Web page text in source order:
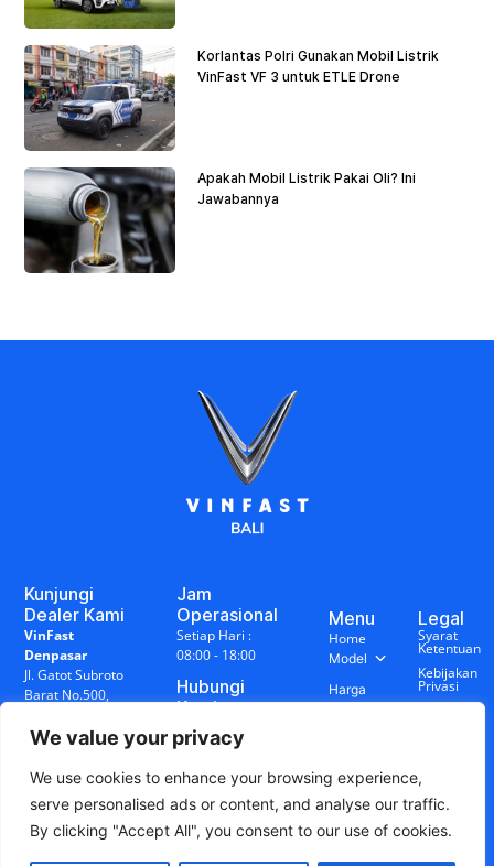
We value your privacy
We use cookies to enhance your browsing experience,
serve personalised ads or content, and analyse our traffic.
By clicking "Accept All", you consent to our use of cookies.
Korlantas Polri Gunakan Mobil Listrik
VinFast VF 3 untuk ETLE Drone
Apakah Mobil Listrik Pakai Oli? Ini
Jawabannya
Kunjungi
Dealer Kami
VinFast
Denpasar
Jl. Gatot Subroto
Barat No.500,
Bali
Singaraja
Jl. WR
Supratman
No.17R,
Jam
Operasional
Setiap Hari :
08:00 - 18:00
Hubungi
Kami
+62 878-0014-
7888
Menu
Home
Model
Harga
Blog
&
Berita
Legal
Syarat
Ketentuan
Kebijakan
Privasi
Disclaimer